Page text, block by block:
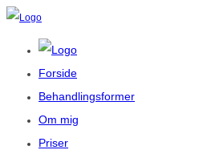
Forside
Behandlingsformer
Om mig
Priser